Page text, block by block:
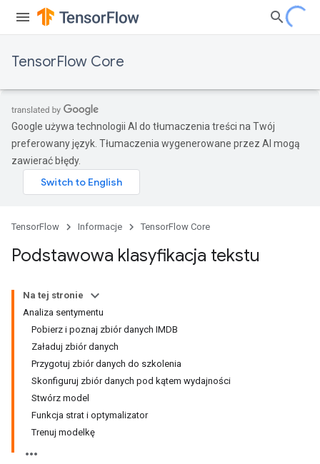
TensorFlow Core
Google używa technologii AI do tłumaczenia treści na Twój
preferowany język. Tłumaczenia wygenerowane przez AI mogą
zawierać błędy.
TensorFlow Informacje TensorFlow Core
Podstawowa klasyfikacja tekstu
Na tej stronie
Analiza sentymentu
Pobierz i poznaj zbiór danych IMDB
Załaduj zbiór danych
Przygotuj zbiór danych do szkolenia
Skonfiguruj zbiór danych pod kątem wydajności
Stwórz model
Funkcja strat i optymalizator
Trenuj modelkę